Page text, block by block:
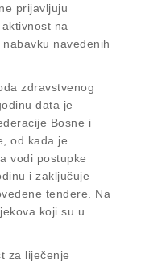
prijavljuju
na
navedenih
zdravstvenog
data je
Bosne i
od kada je
vodi postupke
i zaključuje
tendere. Na
koji su u
za liječenje